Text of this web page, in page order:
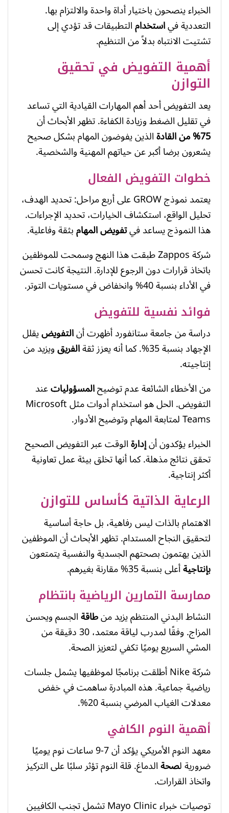
الخبراء ينصحون باختيار أداة واحدة والالتزام بها.
التعددية فياستخدامالتطبيقات قد تؤدي إلى
تشتيت الانتباه بدلاً من التنظيم.
أهمية التفويض في تحقيق
التوازن
يعد التفويض أحد أهم المهارات القيادية التي تساعد
في تقليل الضغط وزيادة الكفاءة. تظهر الأبحاث أن
75% من القادة الذين يفوضون المهام بشكل صحيح
يشعرون برضا أكبر عن حياتهم المهنية والشخصية.
خطوات التفويض الفعال
يعتمد نموذج GROW على أربع مراحل: تحديد الهدف،
تحليل الواقع، استكشاف الخيارات، تحديد الإجراءات.
هذا النموذج يساعد فيتفويض المهامبثقة وفاعلية.
شركة Zappos طبقت هذا النهج وسمحت للموظفين
باتخاذ قرارات دون الرجوع للإدارة. النتيجة كانت تحسن
في الأداء بنسبة 40% وانخفاض في مستويات التوتر.
فوائد نفسية للتفويض
دراسة من جامعة ستانفورد أظهرت أنالتفويضيقلل
الإجهاد بنسبة 35%. كما أنه يعزز ثقة الفريقويزيد من
إنتاجيته.
من الأخطاء الشائعة عدم توضيحالمسؤولياتعند
التفويض. الحل هو استخدام أدوات مثل Microsoft
Teams لمتابعة المهام وتوضيح الأدوار.
الخبراء يؤكدون أنإدارةالوقت عبر التفويض الصحيح
تحقق نتائج مذهلة. كما أنها تخلق بيئة عمل تعاونية
أكثر إنتاجية.
الرعاية الذاتية كأساس للتوازن
الاهتمام بالذات ليس رفاهية، بل حاجة أساسية
لتحقيق النجاح المستدام. تظهر الأبحاث أن الموظفين
الذين يهتمون بصحتهم الجسدية والنفسية يتمتعون
بإنتاجيةأعلى بنسبة 35% مقارنة بغيرهم.
ممارسة التمارين الرياضية بانتظام
النشاط البدني المنتظم يزيد منطاقةالجسم ويحسن
المزاج. وفقًا لمدرب لياقة معتمد، 30 دقيقة من
المشي السريع يوميًا تكفي لتعزيز الصحة.
شركة Nike أطلقت برنامجًا لموظفيها يشمل جلسات
رياضية جماعية. هذه المبادرة ساهمت في خفض
معدلات الغياب المرضي بنسبة 20%.
أهمية النوم الكافي
معهد النوم الأمريكي يؤكد أن 7-9 ساعات نوم يوميًا
ضرورية لصحةالدماغ. قلة النوم تؤثر سلبًا على التركيز
واتخاذ القرارات.
توصيات خبراء Mayo Clinic تشمل تجنب الكافيين